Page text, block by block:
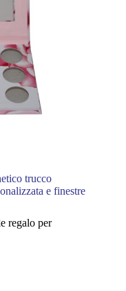
trucco
e finestre
regalo per